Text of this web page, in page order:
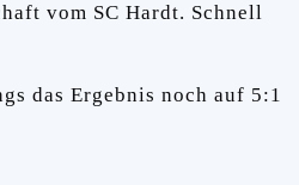
vom SC Hardt. Schnell
das Ergebnis noch auf 5:1